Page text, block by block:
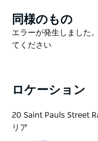
Product
List
同様のもの
Product
List
エラーが発生しました
てください
ロケーション
20 Saint Pauls Street
リア